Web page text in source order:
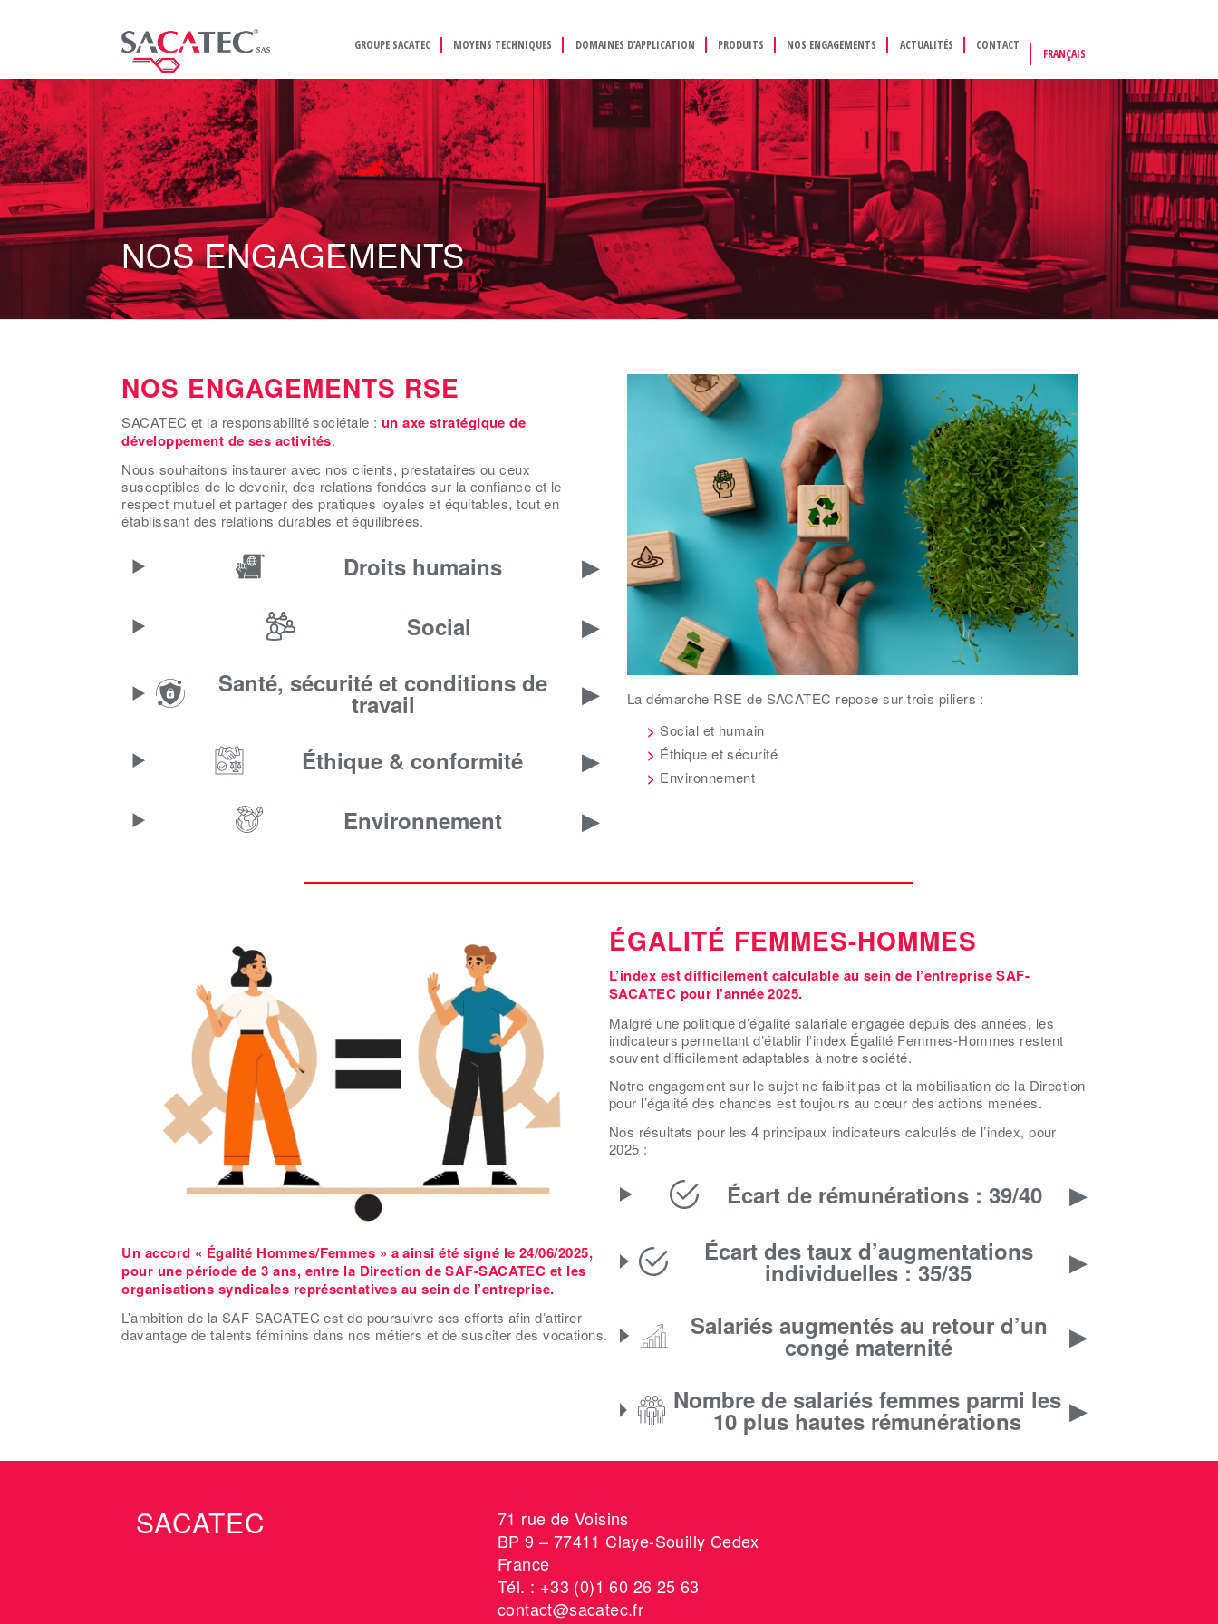
GROUPE SACATEC MOYENS TECHNIQUES DOMAINES D’APPLICATION PRODUITS NOS ENGAGEMENTS ACTUALITÉS CONTACT
FRANÇAIS
NOS ENGAGEMENTS
NOS ENGAGEMENTS RSE
SACATEC et la responsabilité sociétale : un axe stratégique de
développement de ses activités.
Nous souhaitons instaurer avec nos clients, prestataires ou ceux
susceptibles de le devenir, des relations fondées sur la confiance et le
respect mutuel et partager des pratiques loyales et équitables, tout en
établissant des relations durables et équilibrées.
Droits humains
Social
Santé, sécurité et conditions de
travail
Éthique & conformité
Environnement
La démarche RSE de SACATEC repose sur trois piliers :
Social et humain
Éthique et sécurité
Environnement
Un accord « Égalité Hommes/Femmes » a ainsi été signé le 24/06/2025,
pour une période de 3 ans, entre la Direction de SAF-SACATEC et les
organisations syndicales représentatives au sein de l’entreprise.
L’ambition de la SAF-SACATEC est de poursuivre ses efforts afin d’attirer
davantage de talents féminins dans nos métiers et de susciter des vocations.
ÉGALITÉ FEMMES-HOMMES
L’index est difficilement calculable au sein de l’entreprise SAF-
SACATEC pour l’année 2025.
Malgré une politique d’égalité salariale engagée depuis des années, les
indicateurs permettant d’établir l’index Égalité Femmes-Hommes restent
souvent difficilement adaptables à notre société.
Notre engagement sur le sujet ne faiblit pas et la mobilisation de la Direction
pour l’égalité des chances est toujours au cœur des actions menées.
Nos résultats pour les 4 principaux indicateurs calculés de l’index, pour
2025 :
Écart de rémunérations : 39/40
Écart des taux d’augmentations
individuelles : 35/35
Salariés augmentés au retour d’un
congé maternité
Nombre de salariés femmes parmi les
10 plus hautes rémunérations
SACATEC
71 rue de Voisins
BP 9 – 77411 Claye-Souilly Cedex
France
Tél. : +33 (0)1 60 26 25 63
contact@sacatec.fr